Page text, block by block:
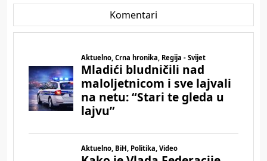
Komentari